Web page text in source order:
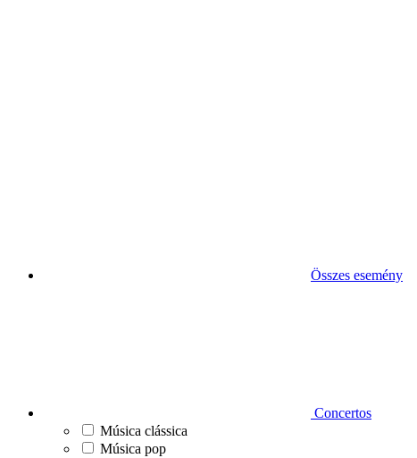
Összes esemény
Concertos
Música clássica
Música pop